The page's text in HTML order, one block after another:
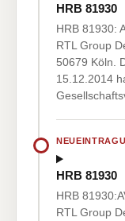
HRB 81930
HRB 81930:
RTL Group
50679 Köln.
15.12.2014
HRB 81930
HRB
RTL Group